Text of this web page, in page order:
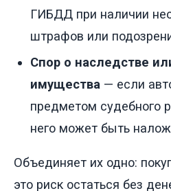
ГИБДД при наличии
штрафов или
Спор о наследстве
имущества — если
предметом судебного
него может быть
Объединяет их одно:
это риск остаться без